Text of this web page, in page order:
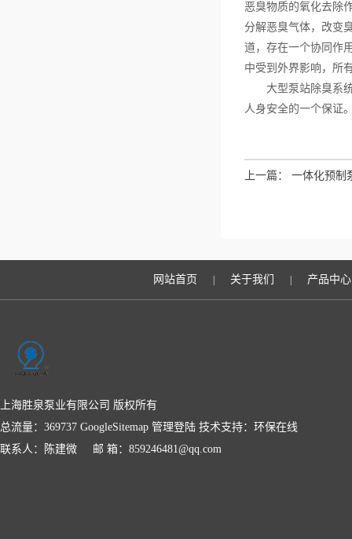
恶臭物质的氧化去除
分解恶臭气体，改变
道，存在一个协同作
中受到外界影响，所
大型泵站除臭系统
人身安全的一个保证
上一篇： 一体化预制
网站首页 关于我们 产品中心
上海胜泉泵业有限公司 版权所有
总流量：369737 GoogleSitemap 管理登陆 技术支持： 环保在线
联系人：陈建微 邮 箱：859246481@qq.com